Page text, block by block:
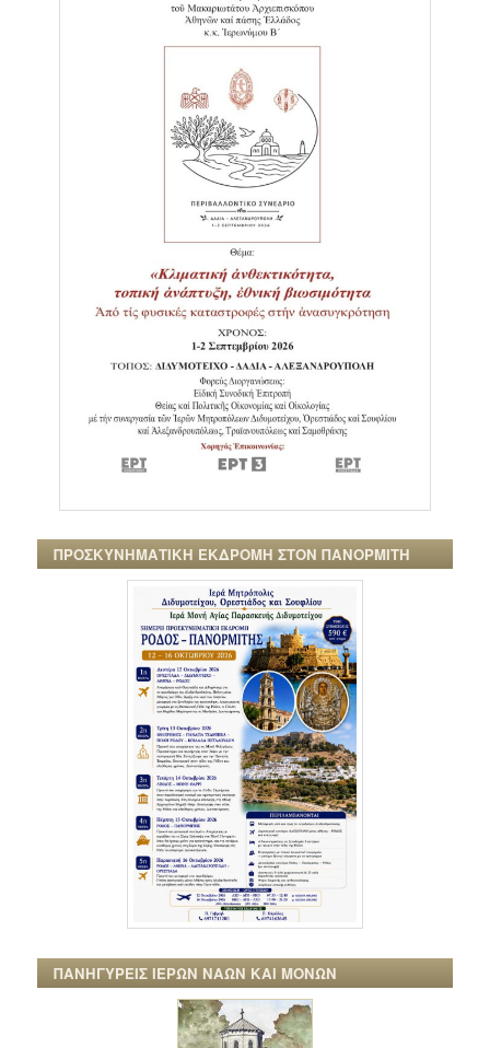
ΠΡΟΣΚΥΝΗΜΑΤΙΚΗ ΕΚΔΡΟΜΗ ΣΤΟΝ ΠΑΝΟΡΜΙΤΗ
ΠΑΝΗΓΥΡΕΙΣ ΙΕΡΩΝ ΝΑΩΝ ΚΑΙ ΜΟΝΩΝ